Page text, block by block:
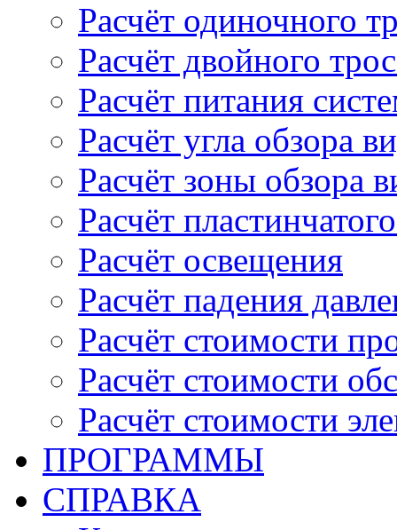
Расчёт одиночного
Расчёт двойного
Расчёт питания
Расчёт угла обзора
Расчёт зоны обзора
Расчёт
Расчёт освещения
Расчёт падения
Расчёт стоимости
Расчёт стоимости
Расчёт стоимости
ПРОГРАММЫ
СПРАВКА